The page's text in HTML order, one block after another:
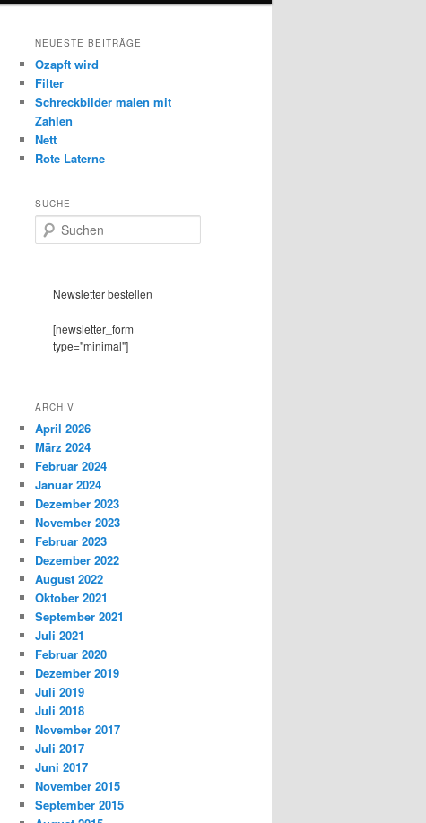
NEUESTE BEITRÄGE
Ozapft wird
Filter
Schreckbilder malen mit
Zahlen
Nett
Rote Laterne
SUCHE
u
Newsletter bestellen
[newsletter_form
type="minimal"]
ARCHIV
April 2026
März 2024
Februar 2024
Januar 2024
Dezember 2023
November 2023
Februar 2023
Dezember 2022
August 2022
Oktober 2021
September 2021
Juli 2021
Februar 2020
Dezember 2019
Juli 2019
Juli 2018
November 2017
Juli 2017
Juni 2017
November 2015
September 2015